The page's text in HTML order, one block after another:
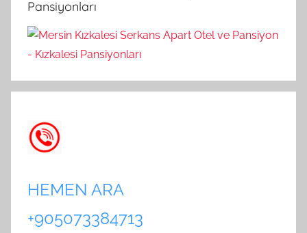
:Pansiyonları
HEMEN ARA
+905073384713